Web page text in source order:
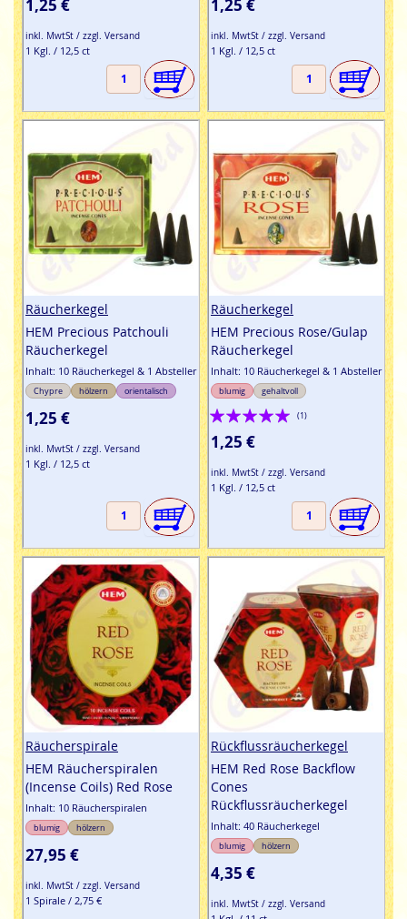
1,25 €
inkl. MwtSt / zzgl. Versand
1 Kgl. / 12,5 ct
1,25 €
inkl. MwtSt / zzgl. Versand
1 Kgl. / 12,5 ct
Räucherkegel
HEM Precious Patchouli
Räucherkegel
Inhalt: 10 Räucherkegel & 1 Absteller
Chypre hölzern orientalisch
1,25 €
inkl. MwtSt / zzgl. Versand
1 Kgl. / 12,5 ct
Räucherkegel
HEM Precious Rose/Gulap
Räucherkegel
Inhalt: 10 Räucherkegel & 1 Absteller
blumig gehaltvoll
Bewertung:
100%
(1)
1,25 €
inkl. MwtSt / zzgl. Versand
1 Kgl. / 12,5 ct
Räucherspirale
HEM Räucherspiralen
(Incense Coils) Red Rose
Inhalt: 10 Räucherspiralen
blumig hölzern
27,95 €
inkl. MwtSt / zzgl. Versand
1 Spirale / 2,75 €
Rückflussräucherkegel
HEM Red Rose Backflow
Cones
Rückflussräucherkegel
Inhalt: 40 Räucherkegel
blumig hölzern
4,35 €
inkl. MwtSt / zzgl. Versand